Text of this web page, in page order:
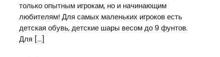
только опытным игрокам, но и начинающим
любителям! Для самых маленьких игроков есть
детская обувь, детские шары весом до 9 фунтов.
Для […]